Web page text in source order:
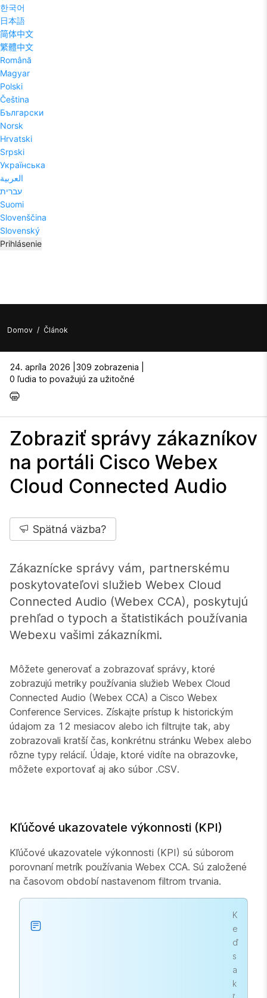
한국어
日本語
简体中文
繁體中文
Română
Magyar
Polski
Čeština
Български
Norsk
Hrvatski
Srpski
Українська
العربية
עברית
Suomi
Slovenščina
Slovenský
Prihlásenie
Domov / Článok
24. apríla 2026 | 309 zobrazenia |
0 ľudia to považujú za užitočné
Zobraziť správy zákazníkov
na portáli Cisco Webex
Cloud Connected Audio
Spätná väzba?
Zákaznícke správy vám, partnerskému
poskytovateľovi služieb Webex Cloud
Connected Audio (Webex CCA), poskytujú
prehľad o typoch a štatistikách používania
Webexu vašimi zákazníkmi.
Môžete generovať a zobrazovať správy, ktoré
zobrazujú metriky používania služieb Webex Cloud
Connected Audio (Webex CCA) a Cisco Webex
Conference Services. Získajte prístup k historickým
údajom za 12 mesiacov alebo ich filtrujte tak, aby
zobrazovali kratší čas, konkrétnu stránku Webex alebo
rôzne typy relácií. Údaje, ktoré vidíte na obrazovke,
môžete exportovať aj ako súbor .CSV.
Kľúčové ukazovatele výkonnosti (KPI)
Kľúčové ukazovatele výkonnosti (KPI) sú súborom
porovnaní metrík používania Webex CCA. Sú založené
na časovom období nastavenom filtrom trvania.
K
e
ď
s
a
k